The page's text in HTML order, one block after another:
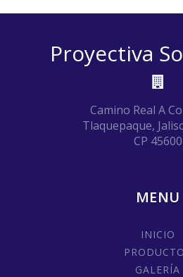
Proyectiva
Camino Real A
Tlaquepaque,
CP 45600
MENU
INICIO
GALERÍA